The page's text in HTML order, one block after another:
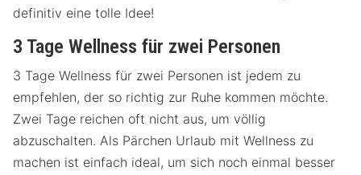
definitiv eine tolle Idee!
3 Tage Wellness für zwei Personen
3 Tage Wellness für zwei Personen ist jedem zu
empfehlen, der so richtig zur Ruhe kommen möchte.
Zwei Tage reichen oft nicht aus, um völlig
abzuschalten. Als Pärchen Urlaub mit Wellness zu
machen ist einfach ideal, um sich noch einmal besser